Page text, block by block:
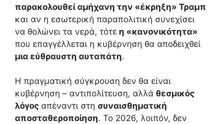
παρακολουθεί αμήχανη την «έκρηξη» Τραμπ
και αν η εσωτερική παραπολιτική συνεχίσει
να θολώνει τα νερά, τότε η «κανονικότητα»
που επαγγέλλεται η κυβέρνηση θα αποδειχθεί
μια εύθραυστη αυταπάτη.
Η πραγματική σύγκρουση δεν θα είναι
κυβέρνηση – αντιπολίτευση, αλλά θεσμικός
λόγος απέναντι στη συναισθηματική
αποσταθεροποίηση. Το 2026, λοιπόν, δεν